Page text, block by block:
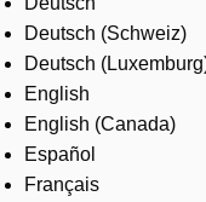
Where to buy
Contact us
Careers
Deutsch (Schweiz)
Deutsch
English
English (Canada)
Español
Français